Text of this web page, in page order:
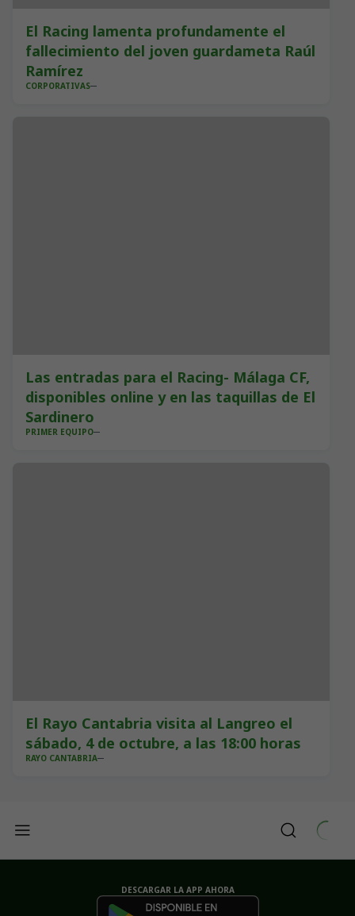
El Racing lamenta profundamente el
fallecimiento del joven guardameta Raúl
Ramírez
CORPORATIVAS
Las entradas para el Racing- Málaga CF,
disponibles online y en las taquillas de El
Sardinero
PRIMER EQUIPO
El Rayo Cantabria visita al Langreo el
sábado, 4 de octubre, a las 18:00 horas
RAYO CANTABRIA
DESCARGAR LA APP AHORA